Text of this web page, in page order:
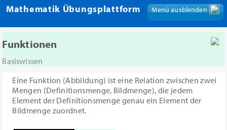
Mathematik Übungsplattform Menü anzeigen
Menü ausblenden
Funktionen
Basiswissen
Eine Funktion (Abbildung) ist eine Relation zwischen zwei
Mengen (Definitionsmenge, Bildmenge), die jedem
Element der Definitionsmenge genau ein Element der
Bildmenge zuordnet.